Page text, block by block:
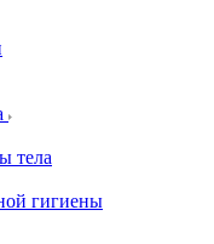
тела
гигиены